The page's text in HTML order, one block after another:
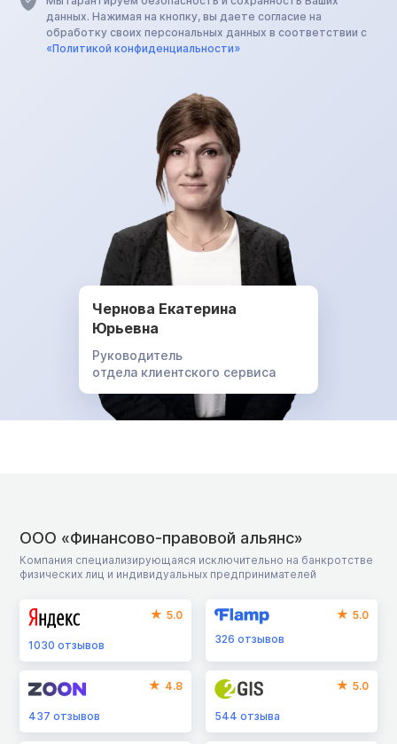
данных. Нажимая на кнопку, вы даете согласие на
обработку своих персональных данных в соответствии с
«Политикой конфиденциальности»
Чернова Екатерина
Юрьевна
Руководитель
отдела клиентского сервиса
ООО «Финансово-правовой альянс»
Компания специализирующаяся исключительно на банкротстве
физических лиц и индивидуальных предпринимателей
5.0
1030 отзывов
5.0
326отзывов
4.8
437 отзывов
5.0
544отзыва